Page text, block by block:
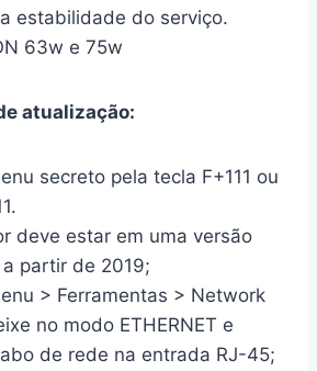
estabilidade do serviço.
63w e 75w
atualização:
secreto pela tecla F+111 ou
deve estar em uma versão
partir de 2019;
> Ferramentas > Network
no modo ETHERNET e
de rede na entrada RJ-45;